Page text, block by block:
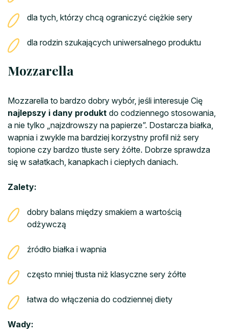
dla tych, którzy chcą ograniczyć ciężkie sery
dla rodzin szukających uniwersalnego produktu
Mozzarella
Mozzarella to bardzo dobry wybór, jeśli interesuje Cię
najlepszy i dany produkt do codziennego stosowania,
a nie tylko „najzdrowszy na papierze”. Dostarcza białka,
wapnia i zwykle ma bardziej korzystny profil niż sery
topione czy bardzo tłuste sery żółte. Dobrze sprawdza
się w sałatkach, kanapkach i ciepłych daniach.
Zalety:
dobry balans między smakiem a wartością
odżywczą
źródło białka i wapnia
często mniej tłusta niż klasyczne sery żółte
łatwa do włączenia do codziennej diety
Wady: